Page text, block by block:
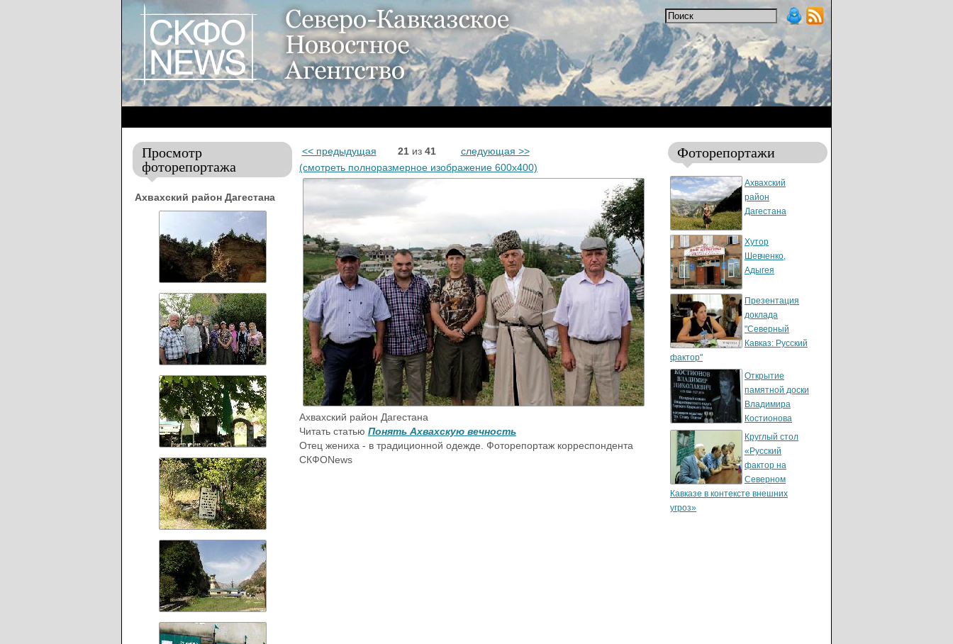
Просмотр
фоторепортажа
Ахвахский район Дагестана
Фоторепортажи
Ахвахский
район
Дагестана
Хутор
Шевченко,
Адыгея
Презентация
доклада
"Северный
Кавказ: Русский
фактор"
Открытие
памятной доски
Владимира
Костионова
Круглый стол
«Русский
фактор на
Северном
Кавказе в контексте внешних
угроз»
<< предыдущая 21 из 41
следующая >>
(смотреть полноразмерное изображение 600x400)
Ахвахский район Дагестана
Читать статью Понять Ахвахскую вечность
Отец жениха - в традиционной одежде. Фоторепортаж корреспондента
СКФОNews